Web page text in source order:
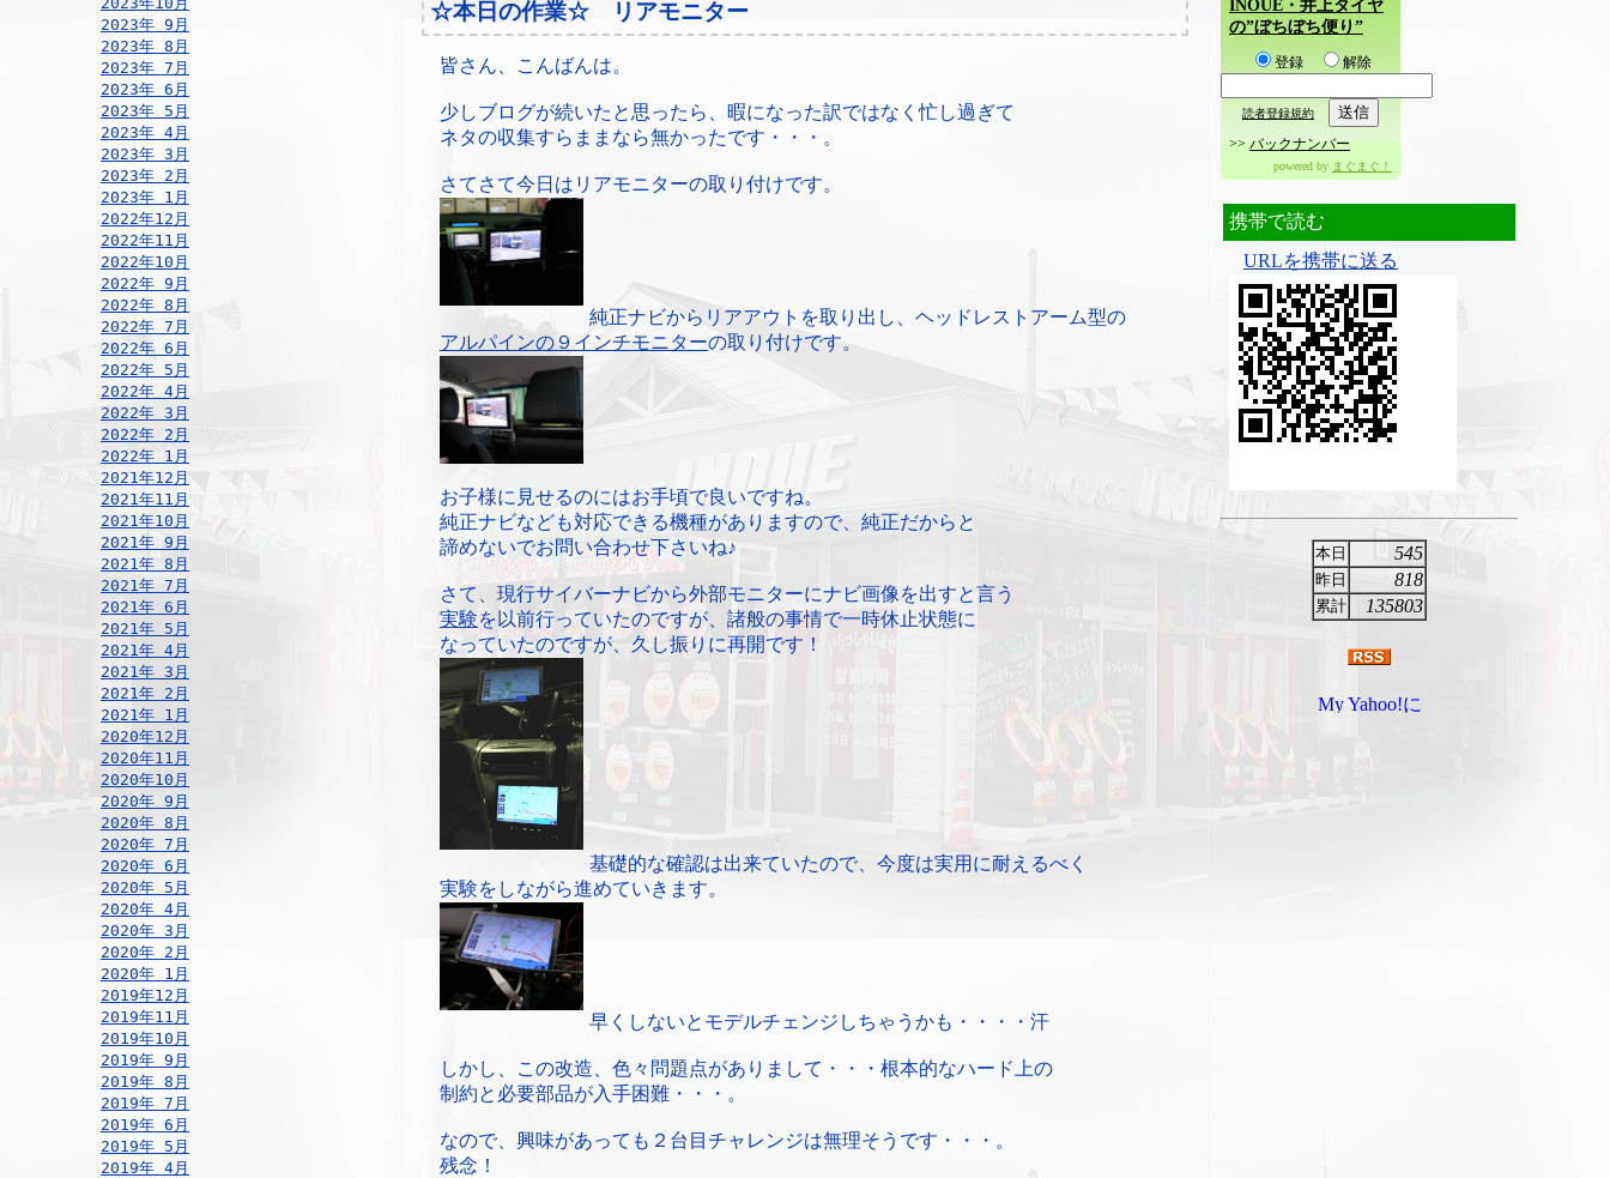
2023年 9月
2023年 8月
2023年 7月
2023年 6月
2023年 5月
2023年 4月
2023年 3月
2023年 2月
2023年 1月
2022年12月
2022年11月
2022年10月
2022年 9月
2022年 8月
2022年 7月
2022年 6月
2022年 5月
2022年 4月
2022年 3月
2022年 2月
2022年 1月
2021年12月
2021年11月
2021年10月
2021年 9月
2021年 8月
2021年 7月
2021年 6月
2021年 5月
2021年 4月
2021年 3月
2021年 2月
2021年 1月
2020年12月
2020年11月
2020年10月
2020年 9月
2020年 8月
2020年 7月
2020年 6月
2020年 5月
2020年 4月
2020年 3月
2020年 2月
2020年 1月
2019年12月
2019年11月
2019年10月
2019年 9月
2019年 8月
2019年 7月
2019年 6月
2019年 5月
2019年 4月
☆本日の作業☆ リアモニター
皆さん、こんばんは。
少しブログが続いたと思ったら、暇になった訳ではなく忙し過ぎて
ネタの収集すらままなら無かったです・・・。
さてさて今日はリアモニターの取り付けです。
純正ナビからリアアウトを取り出し、ヘッドレストアーム型の
アルパインの９インチモニターの取り付けです。
お子様に見せるのにはお手頃で良いですね。
純正ナビなども対応できる機種がありますので、純正だからと
諦めないでお問い合わせ下さいね♪
さて、現行サイバーナビから外部モニターにナビ画像を出すと言う
実験を以前行っていたのですが、諸般の事情で一時休止状態に
なっていたのですが、久し振りに再開です！
基礎的な確認は出来ていたので、今度は実用に耐えるべく
実験をしながら進めていきます。
早くしないとモデルチェンジしちゃうかも・・・・汗
しかし、この改造、色々問題点がありまして・・・根本的なハード上の
制約と必要部品が入手困難・・・。
なので、興味があっても２台目チャレンジは無理そうです・・・。
残念！
INOUE・井上タイヤ
の”ぼちぼち便り”
登録 解除
読者登録規約
>> バックナンバー
powered by まぐまぐ！
携帯で読む
URLを携帯に送る
本日 545
昨日 818
累計 135803